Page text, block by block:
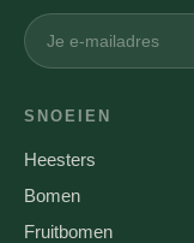
SNOEIEN
Heesters
Bomen
Fruitbomen